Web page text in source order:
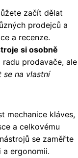
začít dělat
prodejců a
a recenze.
si osobně
prodavače, ale
se na vlastní
mechanice kláves,
a celkovému
se zaměřte
a ergonomii.